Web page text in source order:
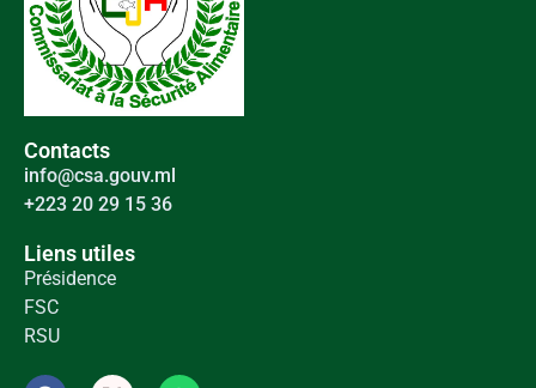
Contacts
info@csa.gouv.ml
+223 20 29 15 36
Liens utiles
Présidence
FSC
RSU